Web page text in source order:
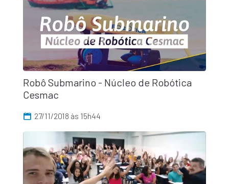
Robô Submarino - Núcleo de Robótica
Cesmac
27/11/2018 às 15h44